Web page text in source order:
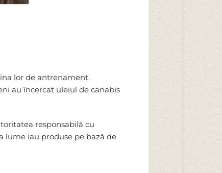
lor de antrenament.
au încercat uleiul de canabis
responsabilă cu
lume iau produse pe bază de